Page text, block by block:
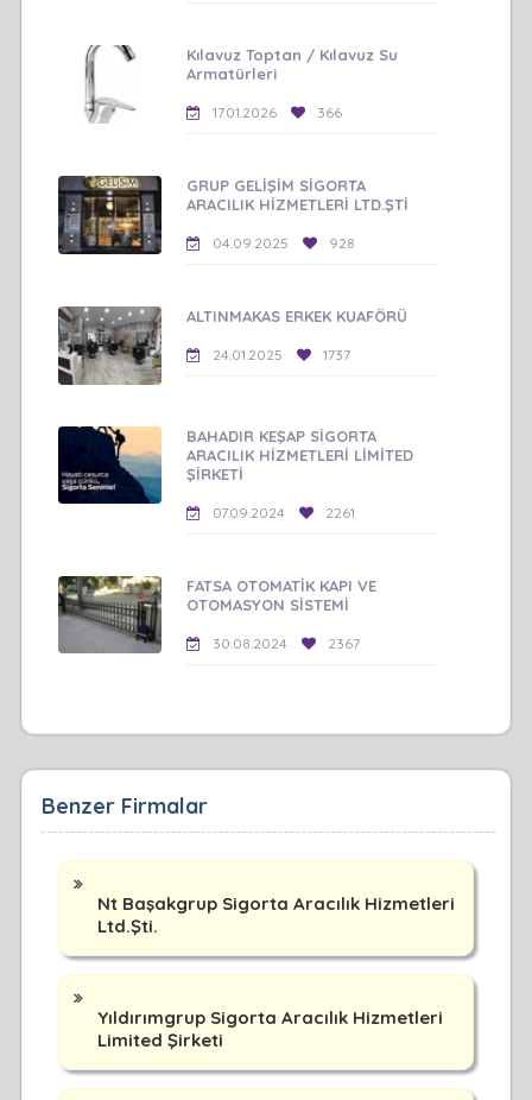
Kılavuz Toptan / Kılavuz Su
Armatürleri
17.01.2026 366
GRUP GELİŞİM SİGORTA
ARACILIK HİZMETLERİ LTD.ŞTİ
04.09.2025 928
ALTINMAKAS ERKEK KUAFÖRÜ
24.01.2025 1737
BAHADIR KEŞAP SİGORTA
ARACILIK HİZMETLERİ LİMİTED
ŞİRKETİ
07.09.2024 2261
FATSA OTOMATİK KAPI VE
OTOMASYON SİSTEMİ
30.08.2024 2367
Benzer Firmalar
Nt Başakgrup Sigorta Aracılık Hizmetleri
Ltd.Şti.
Yıldırımgrup Sigorta Aracılık Hizmetleri
Limited Şirketi